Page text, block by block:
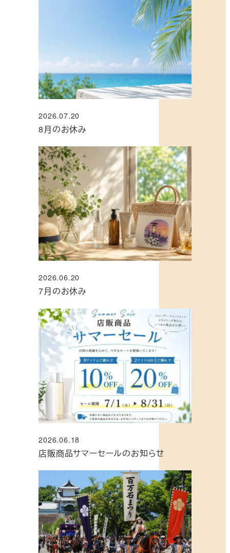
8月のお休み
投稿日
2026.07.20
7月のお休み
投稿日
2026.06.20
店販商品サマーセールのお知らせ
投稿日
2026.06.18